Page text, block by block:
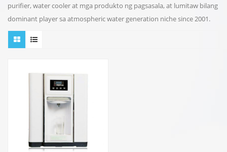
purifier, water cooler at mga produkto ng pagsasala, at lumitaw bilang
dominant player sa atmospheric water generation niche since 2001.